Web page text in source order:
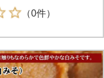
（0件）